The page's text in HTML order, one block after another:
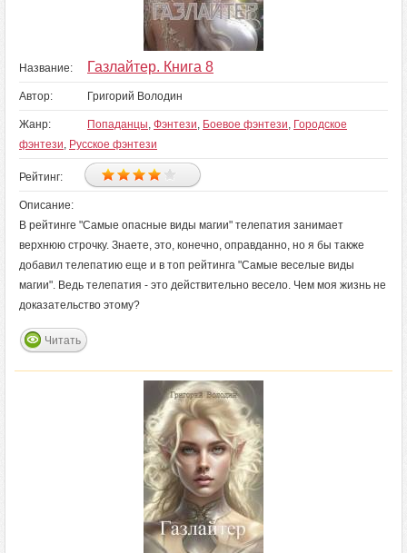
Название: Газлайтер. Книга 8
Автор: Григорий Володин
Жанр: Попаданцы, Фэнтези, Боевое фэнтези, Городское
фэнтези, Русское фэнтези
Рейтинг:
Описание:
В рейтинге "Самые опасные виды магии" телепатия занимает
верхнюю строчку. Знаете, это, конечно, оправданно, но я бы также
добавил телепатию еще и в топ рейтинга "Самые веселые виды
магии". Ведь телепатия - это действительно весело. Чем моя жизнь не
доказательство этому?
Читать